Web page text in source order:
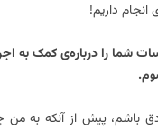
انجام داریم!
شما را درباره‌ی کمک‌ به
باشم، پیش از آنکه به من